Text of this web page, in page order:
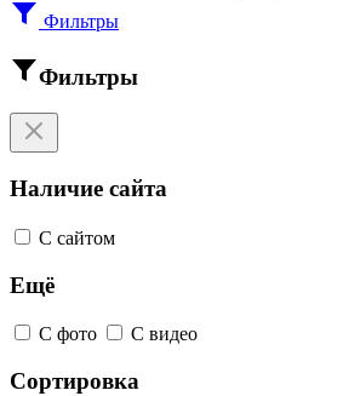
Фильтры
Фильтры
Наличие сайта
С сайтом
Ещё
С фото С видео
Сортировка